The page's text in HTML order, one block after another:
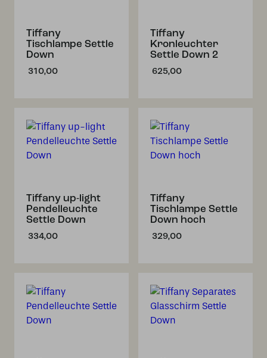
Tiffany
Tischlampe Settle
Down
310,00
Tiffany
Kronleuchter
Settle Down 2
625,00
Tiffany up-light
Pendelleuchte
Settle Down
334,00
Tiffany
Tischlampe Settle
Down hoch
329,00